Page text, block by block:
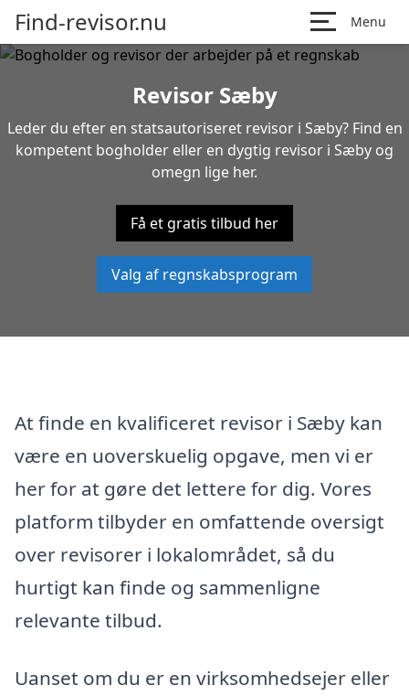
Find-revisor.nu Menu
Revisor Sæby
Leder du efter en statsautoriseret revisor i Sæby? Find en
kompetent bogholder eller en dygtig revisor i Sæby og
omegn lige her.
Få et gratis tilbud her
Valg af regnskabsprogram
At finde en kvalificeret revisor i Sæby kan
være en uoverskuelig opgave, men vi er
her for at gøre det lettere for dig. Vores
platform tilbyder en omfattende oversigt
over revisorer i lokalområdet, så du
hurtigt kan finde og sammenligne
relevante tilbud.
Uanset om du er en virksomhedsejer eller